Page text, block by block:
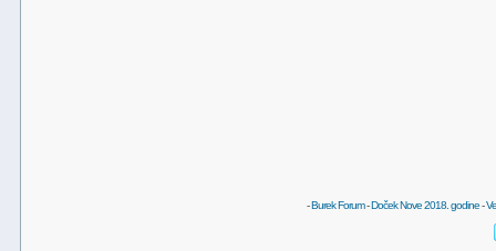
-Burek Forum-Doček Nove 2018. godine-